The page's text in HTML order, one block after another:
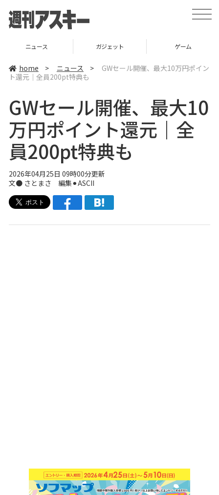
t
o
v
t
i
o
ニュース ガジェット ゲーム
home > ニュース >
GWセール開催、最大10万円ポイン
ト還元｜全員200pt特典も
GWセール開催、最大10
万円ポイント還元｜全
員200pt特典も
2026年04月25日 09時00分更新
文● さとまさ 編集⚫︎ASCII